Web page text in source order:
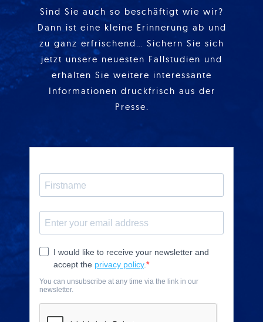
Sind Sie auch so beschäftigt wie wir?
Dann ist eine kleine Erinnerung ab und
zu ganz erfrischend… Sichern Sie sich
jetzt unsere neuesten Fallstudien und
erhalten Sie weitere interessante
Informationen druckfrisch aus der
Presse.